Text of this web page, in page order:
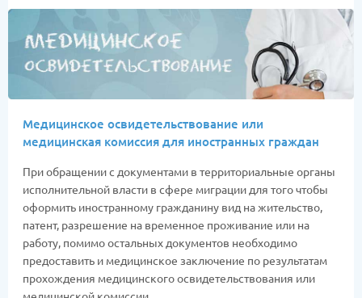
Медицинское освидетельствование или
медицинская комиссия для иностранных граждан
При обращении с документами в территориальные органы
исполнительной власти в сфере миграции для того чтобы
оформить иностранному гражданину вид на жительство,
патент, разрешение на временное проживание или на
работу, помимо остальных документов необходимо
предоставить и медицинское заключение по результатам
прохождения медицинского освидетельствования или